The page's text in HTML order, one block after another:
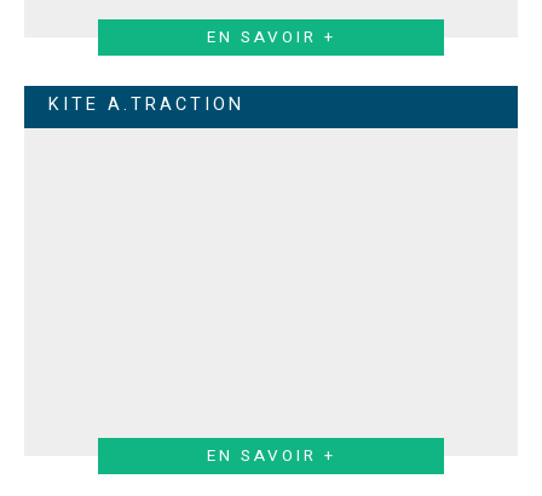
EN SAVOIR +
KITE A.TRACTION
EN SAVOIR +